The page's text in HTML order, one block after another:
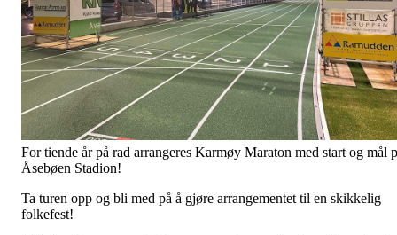
For tiende år på rad arrangeres Karmøy Maraton med start og mål
Åsebøen Stadion!
Ta turen opp og bli med på å gjøre arrangementet til en skikkelig
folkefest!